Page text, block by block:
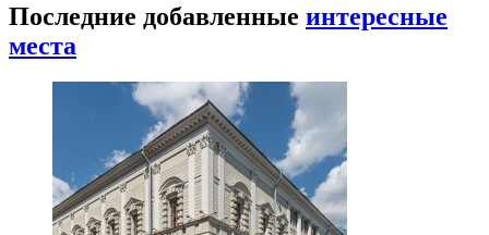
Последние добавленные интересные
места